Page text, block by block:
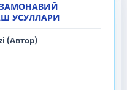
УСУЛЛАРИ
(Автор)